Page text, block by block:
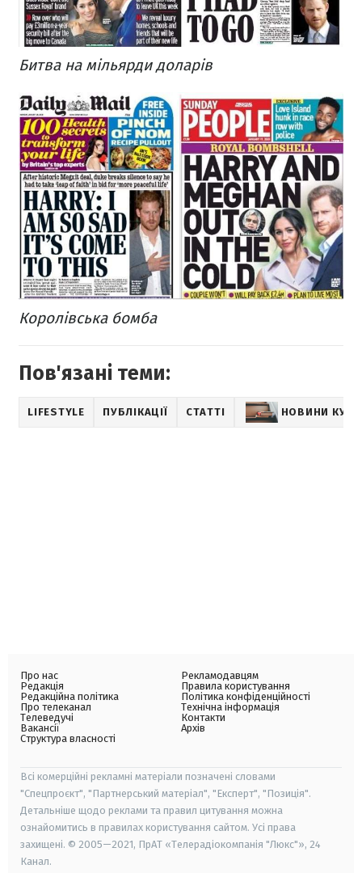
Битва на мільярди доларів
Королівська бомба
Пов'язані теми:
LIFESTYLE ПУБЛІКАЦІЇ СТАТТІ НОВИНИ
Про нас
Редакція
Редакційна політика
Про телеканал
Телеведучі
Вакансії
Структура власності
Рекламодавцям
Правила користування
Політика конфіденційності
Технічна інформація
Контакти
Архів
Всі комерційні рекламні матеріали позначені словами
"Спецпроєкт", "Партнерський матеріал", "Експерт", "Позиція".
Детальніше щодо реклами та правил цитування можна
ознайомитись в правилах користування сайтом. Усі права
захищені. © 2005—2021, ПрАТ «Телерадіокомпанія "Люкс"», 24
Канал.